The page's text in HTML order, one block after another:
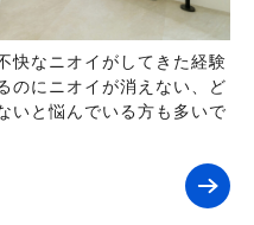
快なニオイがしてきた経験
のにニオイが消えない、ど
いと悩んでいる方も多いで